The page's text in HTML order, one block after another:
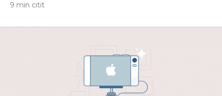
9 min citit